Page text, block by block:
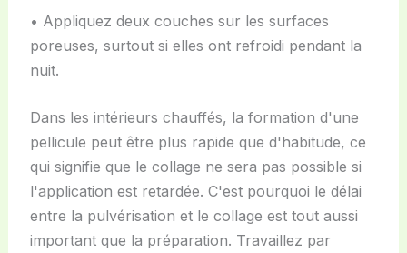
• Appliquez deux couches sur les surfaces
poreuses, surtout si elles ont refroidi pendant la
nuit.
Dans les intérieurs chauffés, la formation d'une
pellicule peut être plus rapide que d'habitude, ce
qui signifie que le collage ne sera pas possible si
l'application est retardée. C'est pourquoi le délai
entre la pulvérisation et le collage est tout aussi
important que la préparation. Travaillez par